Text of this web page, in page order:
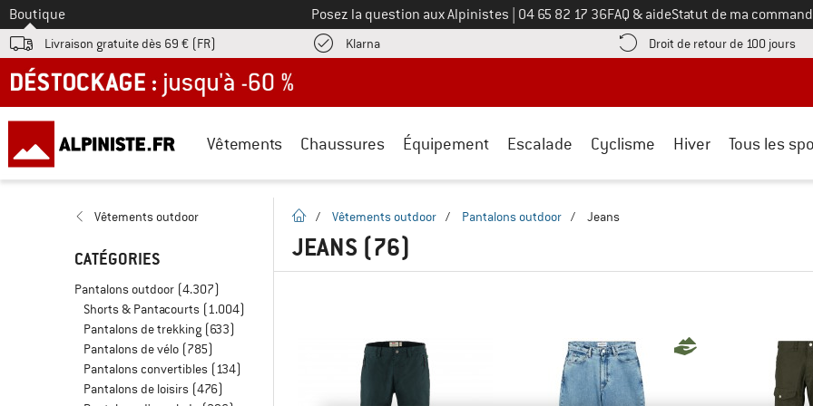
Vers le
Boutique Posez la question aux Alpinistes Appelez-nous au
04 65 82 17 36FAQ & aideStatut de ma
Livraison gratuite dès 69 € (FR) KlarnaTrouve les informations de paiement ici ! Ouvre une boîte d'information
Droit de retour de 100 jours
DÉSTOCKAGE : jusqu'à -60 %
Vêtements Chaussures Équipement Escalade Cyclisme Hiver Tous les
Vêtements outdoor
CATÉGORIES
Pantalons outdoor (4.307)
Shorts & Pantacourts (1.004)
Pantalons de trekking (633)
Pantalons de vélo (785)
Pantalons convertibles (134)
Pantalons de loisirs (476)
Page d'accueil
/ Vêtements outdoor / Pantalons outdoor / Jeans
JEANS (76)